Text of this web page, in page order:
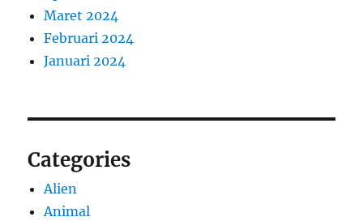
Maret 2024
Februari 2024
Januari 2024
Categories
Alien
Animal